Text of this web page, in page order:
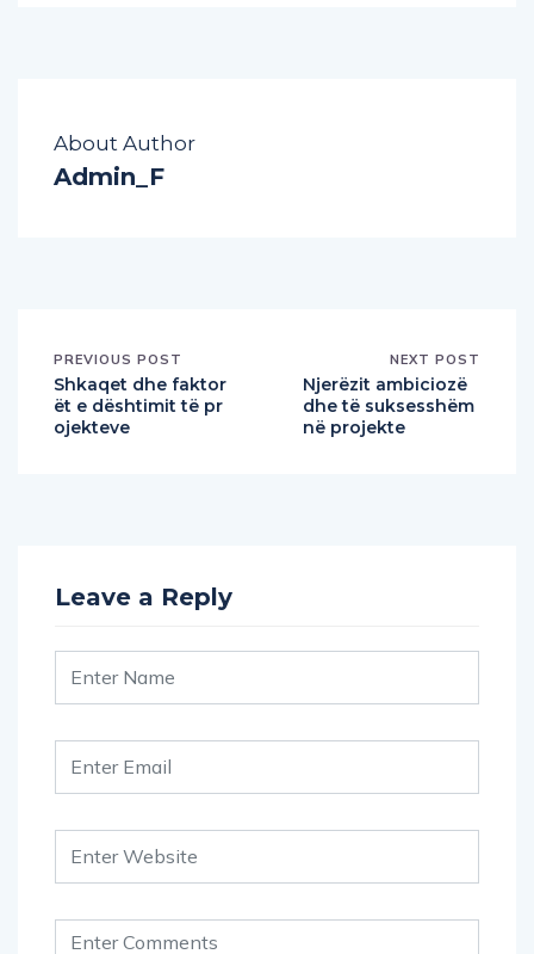
About Author
Admin_F
PREVIOUS POST
Shkaqet dhe faktor
ët e dështimit të pr
ojekteve
NEXT POST
Njerëzit ambiciozë
dhe të suksesshëm
në projekte
Leave a Reply